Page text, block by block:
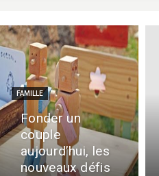
FAMILLE
Fonder un
couple
aujourd’hui, les
nouveaux défis